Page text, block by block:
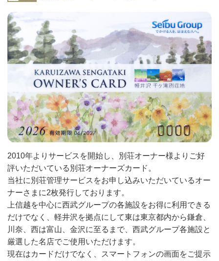
2010年よりサービスを開始し、別荘オーナー様よりご好
評いただいている別荘オーナーズカード。
当社に別荘管理サービスをお申し込みいただいているオー
ナーさまに2枚発行しております。
上信越を中心に西武グループの各施設をお得に利用できる
だけでなく、軽井沢を拠点にして東は東京都内から鎌倉、
川奈、西は富山、金沢に至るまで、西武グループ各施設と
厳選した名店でご使用いただけます。
現在はカードだけでなく、スマートフォンの画面をご提示